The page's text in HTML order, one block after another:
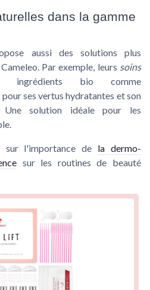
dans la gamme
aussi des solutions plus
Cameleo. Par exemple, leurs soins
bio comme
pour ses vertus hydratantes et son
Une solution idéale pour les
sur l'importance de la dermo-
sur les routines de beauté